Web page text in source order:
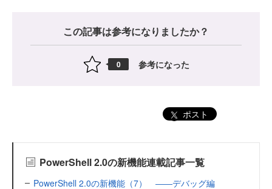
この記事は参考になりましたか？
0 参考になった
ポスト
PowerShell 2.0の新機能連載記事一覧
PowerShell 2.0の新機能（7） ――デバッグ編